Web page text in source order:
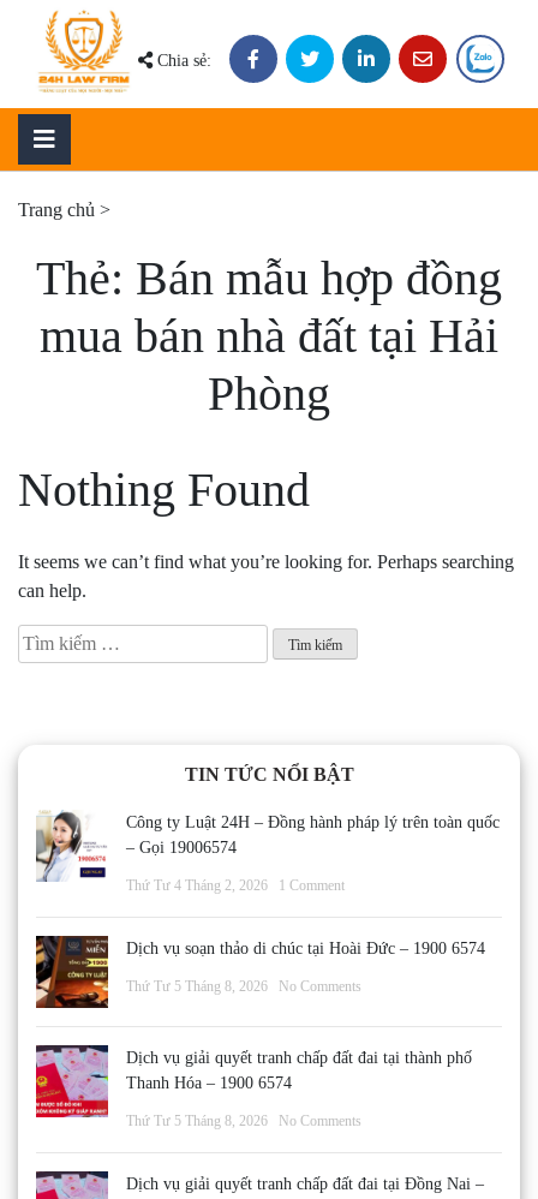
content
Chia sẻ:
Trang chủ >
Thẻ: Bán mẫu hợp đồng
mua bán nhà đất tại Hải
Phòng
Nothing Found
It seems we can’t find what you’re looking for. Perhaps searching
can help.
Tìm
kiếm
TIN TỨC NỔI BẬT
Công ty Luật 24H – Đồng hành pháp lý trên toàn quốc
– Gọi 19006574
Thứ Tư 4 Tháng 2, 2026 1 Comment
Dịch vụ soạn thảo di chúc tại Hoài Đức – 1900 6574
Thứ Tư 5 Tháng 8, 2026 No Comments
Dịch vụ giải quyết tranh chấp đất đai tại thành phố
Thanh Hóa – 1900 6574
Thứ Tư 5 Tháng 8, 2026 No Comments
Dịch vụ giải quyết tranh chấp đất đai tại Đồng Nai –